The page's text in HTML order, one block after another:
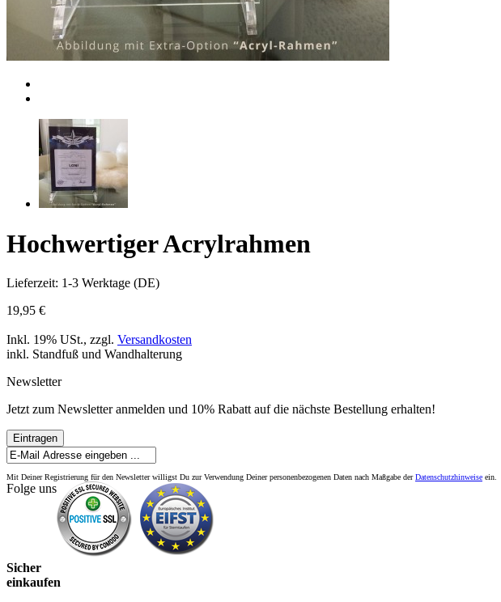
Hochwertiger Acrylrahmen
Lieferzeit: 1-3 Werktage (DE)
19,95 €
Inkl. 19% USt., zzgl. Versandkosten
inkl. Standfuß und Wandhalterung
Newsletter
Jetzt zum Newsletter anmelden und 10% Rabatt auf die nächste Bestellung erhalten!
Eintragen
Mit Deiner Registrierung für den Newsletter willigst Du zur Verwendung Deiner personenbezogenen Daten nach Maßgabe derDatenschutzhinweise ein.
Folge uns
Sicher
einkaufen